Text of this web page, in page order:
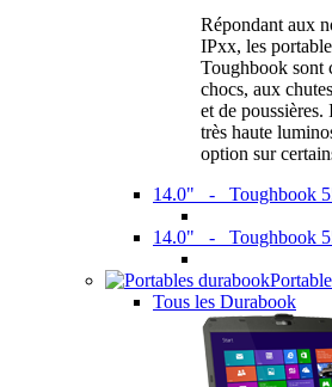
Répondant aux
IPxx, les
Toughbook sont
chocs, aux
et de poussières.
très haute
option sur
14.0" - Toughbook
14.0" - Toughbook
Tous les Durabook